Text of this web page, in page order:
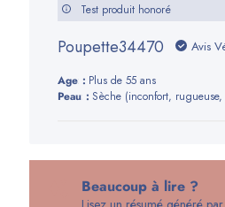
Test produit honoré
Poupette34470 Avis
Age:
Plus de 55 ans
Peau:
Sèche (inconfort,
Beaucoup à lire ?